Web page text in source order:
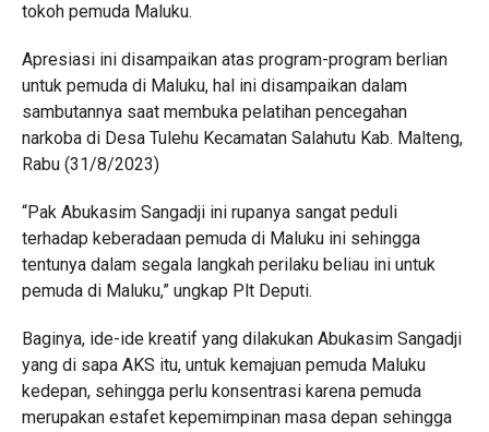
tokoh pemuda Maluku.
Apresiasi ini disampaikan atas program-program berlian
untuk pemuda di Maluku, hal ini disampaikan dalam
sambutannya saat membuka pelatihan pencegahan
narkoba di Desa Tulehu Kecamatan Salahutu Kab. Malteng,
Rabu (31/8/2023)
“Pak Abukasim Sangadji ini rupanya sangat peduli
terhadap keberadaan pemuda di Maluku ini sehingga
tentunya dalam segala langkah perilaku beliau ini untuk
pemuda di Maluku,” ungkap Plt Deputi.
Baginya, ide-ide kreatif yang dilakukan Abukasim Sangadji
yang di sapa AKS itu, untuk kemajuan pemuda Maluku
kedepan, sehingga perlu konsentrasi karena pemuda
merupakan estafet kepemimpinan masa depan sehingga